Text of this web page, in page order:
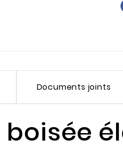
Documents joints